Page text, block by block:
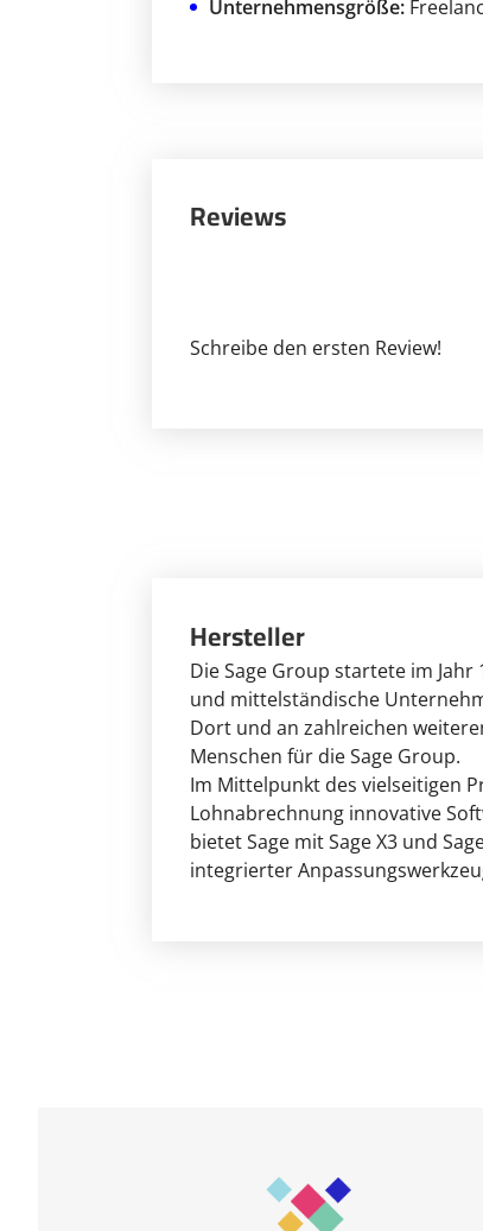
Unternehmensgröße:
Reviews
Schreibe den ersten Review!
Hersteller
Die Sage Group startete im
und mittelständische
Dort und an zahlreichen
Menschen für die Sage Group.
Im Mittelpunkt des vielseitigen
Lohnabrechnung innovative
bietet Sage mit Sage X3 und
integrierter